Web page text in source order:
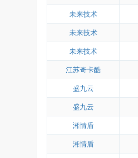
未来技术
未来技术
未来技术
江苏奇卡酷
盛九云
盛九云
湘情盾
湘情盾